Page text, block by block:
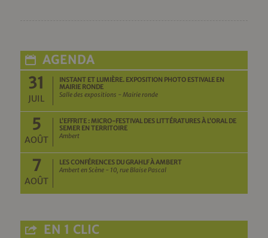
AGENDA
31
JUIL
INSTANT ET LUMIÈRE. EXPOSITION PHOTO ESTIVALE EN
MAIRIE RONDE
Salle des expositions - Mairie ronde
5
AOÛT
L’EFFRITE : MICRO-FESTIVAL DES LITTÉRATURES À L’ORAL DE
SEMER EN TERRITOIRE
Ambert
7
AOÛT
LES CONFÉRENCES DU GRAHLF À AMBERT
Ambert en Scène - 10, rue Blaise Pascal
EN 1 CLIC